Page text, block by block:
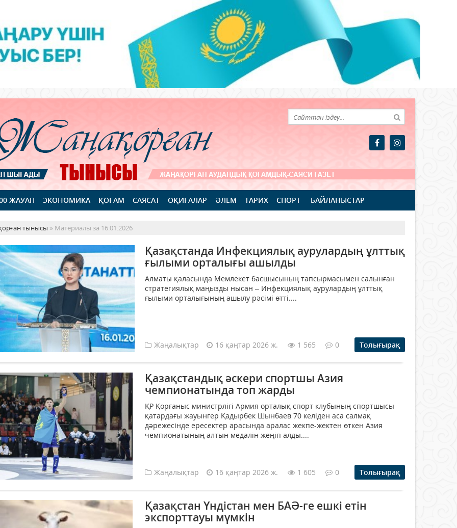
ЖАУАП ЭКОНОМИКА ҚОҒАМ САЯСАТ ОҚИҒАЛАР ӘЛЕМ ТАРИХ СПОРТ БАЙЛАНЫСТАР
тынысы » Материалы за 16.01.2026
Қазақстанда Инфекциялық аурулардың ұлттық
ғылыми орталығы ашылды
Алматы қаласында Мемлекет басшысының тапсырмасымен салынған
стратегиялық маңызды нысан – Инфекциялық аурулардың ұлттық
ғылыми орталығының ашылу рәсімі өтті....
Жаңалықтар 16 қаңтар 2026 ж. 1 565 0 Толығырақ
Қазақстандық әскери спортшы Азия
чемпионатында топ жарды
ҚР Қорғаныс министрлігі Армия орталық спорт клубының спортшысы
қатардағы жауынгер Қадырбек Шынбаев 70 келіден аса салмақ
дәрежесінде ересектер арасында аралас жекпе-жектен өткен Азия
чемпионатының алтын медалін жеңіп алды....
Жаңалықтар 16 қаңтар 2026 ж. 1 605 0 Толығырақ
Қазақстан Үндістан мен БАӘ-ге ешкі етін
экспорттауы мүмкін